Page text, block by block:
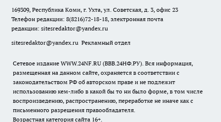
169309, Республика Коми, г. Ухта, ул. Советская, д. 3, офис 23
Телефон редакции: 8(8216)72-18-18, электронная почта
редакции: sitesredaktor@yandex.ru
sitesredaktor@yandex.ru Рекламный отдел
Сетевое издание WWW.24NF.RU (ВВВ.24НФ.РУ). Вся информация,
размещенная на данном сайте, охраняется в соответствии с
законодательством РФ об авторском праве и не подлежит
использованию кем-либо в какой бы то ни было форме, в том числе
воспроизведению, распространению, переработке не иначе как с
письменного разрешения правообладателя.
Возрастная категория сайта 16+.